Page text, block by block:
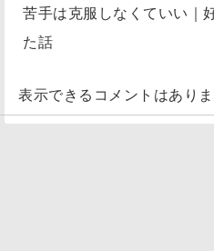
苦手は克服しなくていい｜
た話
表示できるコメントはありま